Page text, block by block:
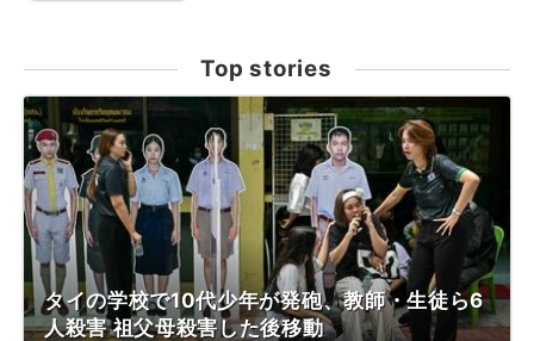
Top stories
タイの学校で10代少年が発砲、教師・生徒ら6
人殺害 祖父母殺害した後移動